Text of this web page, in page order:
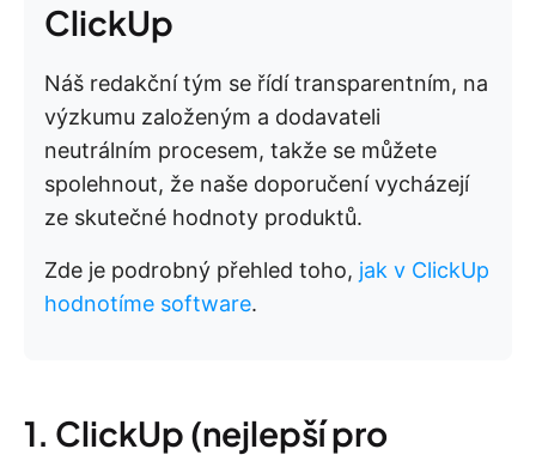
ClickUp
Náš redakční tým se řídí transparentním, na
výzkumu založeným a dodavateli
neutrálním procesem, takže se můžete
spolehnout, že naše doporučení vycházejí
ze skutečné hodnoty produktů.
Zde je podrobný přehled toho, jak v ClickUp
hodnotíme software.
1. ClickUp (nejlepší pro